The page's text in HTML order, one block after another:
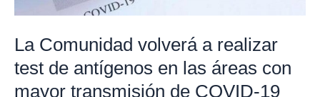
La Comunidad volverá a realizar
test de antígenos en las áreas con
mayor transmisión de COVID-19
áreas
con
mayor